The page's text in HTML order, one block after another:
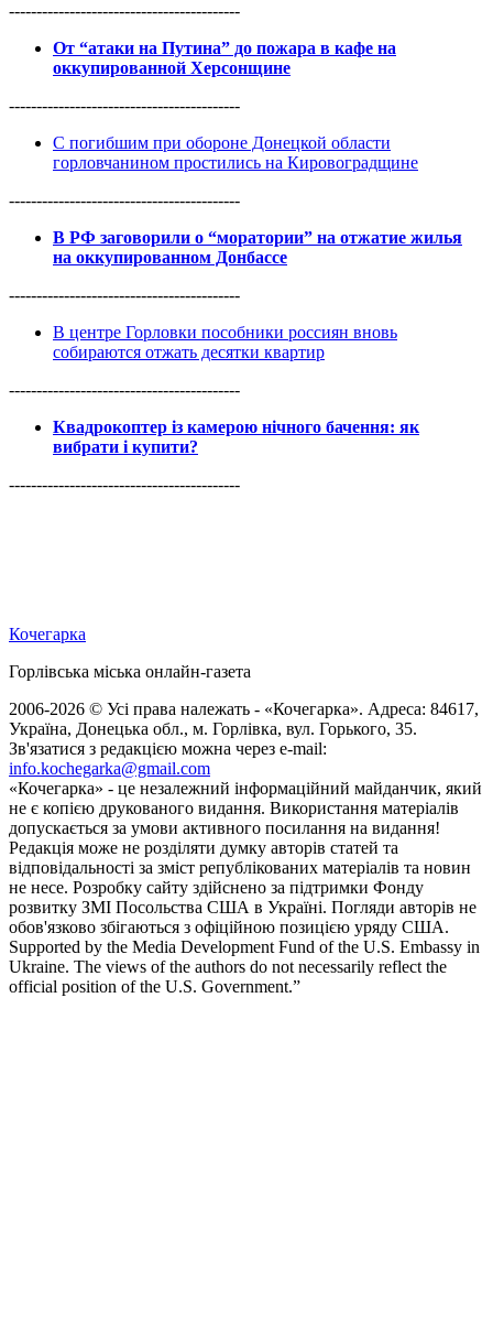
------------------------------------------
От “атаки на Путина” до пожара в кафе на
оккупированной Херсонщине
------------------------------------------
С погибшим при обороне Донецкой области
горловчанином простились на Кировоградщине
------------------------------------------
В РФ заговорили о “моратории” на отжатие жилья
на оккупированном Донбассе
------------------------------------------
В центре Горловки пособники россиян вновь
собираются отжать десятки квартир
------------------------------------------
Квадрокоптер із камерою нічного бачення: як
вибрати і купити?
------------------------------------------
Кочегарка
Горлівська міська онлайн-газета
2006-2026 © Усі права належать - «Кочегарка». Адреса: 84617,
Україна, Донецька обл., м. Горлівка, вул. Горького, 35.
Зв'язатися з редакцією можна через e-mail:
info.kochegarka@gmail.com
«Кочегарка» - це незалежний інформаційний майданчик, який
не є копією друкованого видання. Використання матеріалів
допускається за умови активного посилання на видання!
Редакція може не розділяти думку авторів статей та
відповідальності за зміст републікованих матеріалів та новин
не несе. Розробку сайту здійснено за підтримки Фонду
розвитку ЗМІ Посольства США в Україні. Погляди авторів не
обов'язково збігаються з офіційною позицією уряду США.
Supported by the Media Development Fund of the U.S. Embassy in
Ukraine. The views of the authors do not necessarily reflect the
official position of the U.S. Government.”